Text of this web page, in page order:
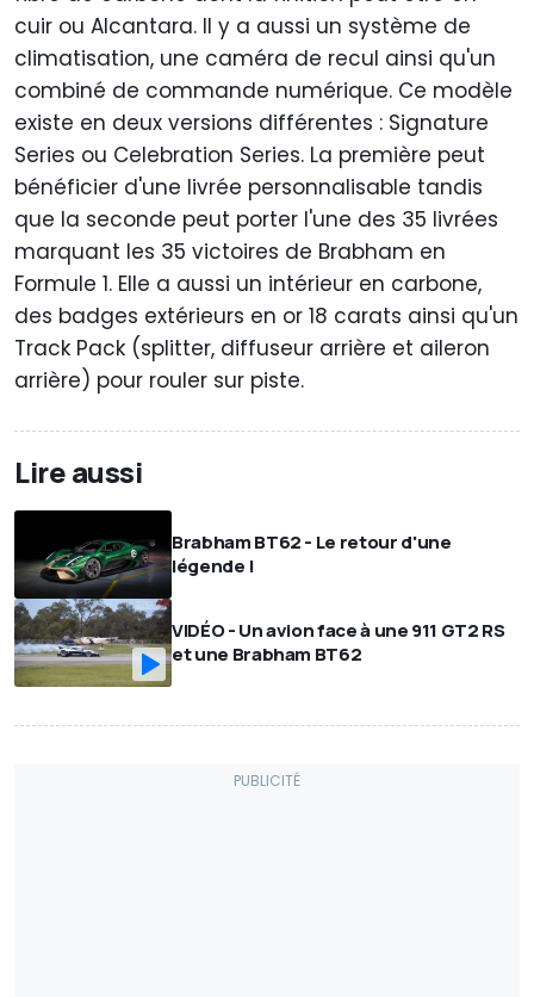
cuir ou Alcantara. Il y a aussi un système de
climatisation, une caméra de recul ainsi qu'un
combiné de commande numérique. Ce modèle
existe en deux versions différentes : Signature
Series ou Celebration Series. La première peut
bénéficier d'une livrée personnalisable tandis
que la seconde peut porter l'une des 35 livrées
marquant les 35 victoires de Brabham en
Formule 1. Elle a aussi un intérieur en carbone,
des badges extérieurs en or 18 carats ainsi qu'un
Track Pack (splitter, diffuseur arrière et aileron
arrière) pour rouler sur piste.
Lire aussi
Brabham BT62 - Le retour d'une
légende !
VIDÉO - Un avion face à une 911 GT2 RS
et une Brabham BT62